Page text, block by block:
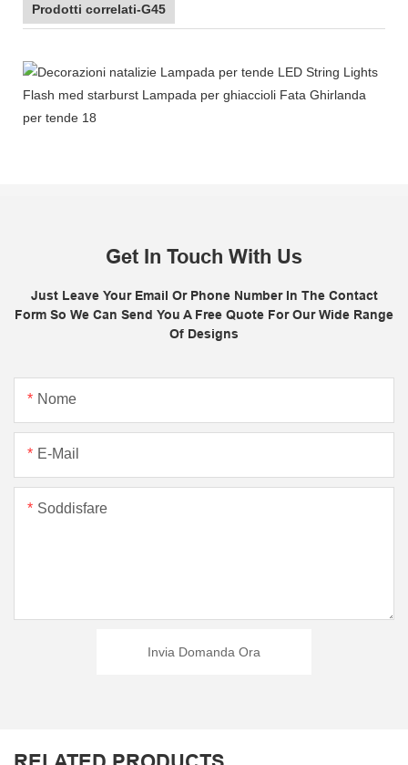
Prodotti correlati-G45
Get In Touch With Us
Just Leave Your Email Or Phone Number In The Contact
Form So We Can Send You A Free Quote For Our Wide Range
Of Designs
Nome
E-Mail
Soddisfare
Invia Domanda Ora